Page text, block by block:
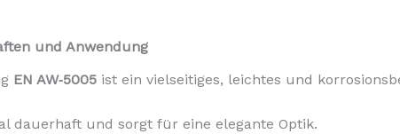
und Anwendung
EN AW‑5005ist ein vielseitiges, leichtes und
dauerhaft und sorgt für eine elegante Optik.